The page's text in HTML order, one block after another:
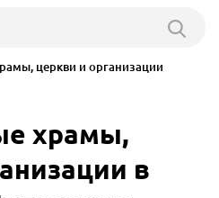
церкви и организации
храмы,
в